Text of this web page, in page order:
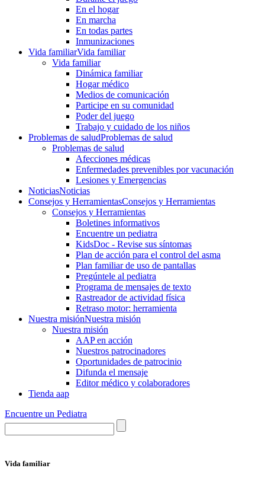
En el hogar
En marcha
En todas partes
Inmunizaciones
Vida familiarVida familiar
Vida familiar
Dinámica familiar
Hogar médico
Medios de comunicación
Participe en su comunidad
Poder del juego
Trabajo y cuidado de los niños
Problemas de saludProblemas de salud
Problemas de salud
Afecciones médicas
Enfermedades prevenibles por vacunación
Lesiones y Emergencias
NoticiasNoticias
Consejos y HerramientasConsejos y Herramientas
Consejos y Herramientas
Boletines informativos
Encuentre un pediatra
KidsDoc - Revise sus síntomas
Plan de acción para el control del asma
Plan familiar de uso de pantallas
Pregúntele al pediatra
Programa de mensajes de texto
Rastre​​ador de activida​d física
Retraso motor: herramienta
Nuestra misiónNuestra misión
Nuestra misión
AAP en acción
Nuestros patrocinadores
Oportunidades de patrocinio
Difunda el mensaje
Editor médico y colaboradores
Tienda aap
Encuentre un Pediatra
Vida familiar